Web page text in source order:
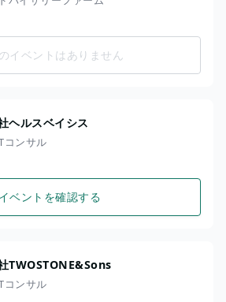
イベントはありません
ヘルスベイシス
コンサル
イベントを確認する
TWOSTONE&Sons
コンサル